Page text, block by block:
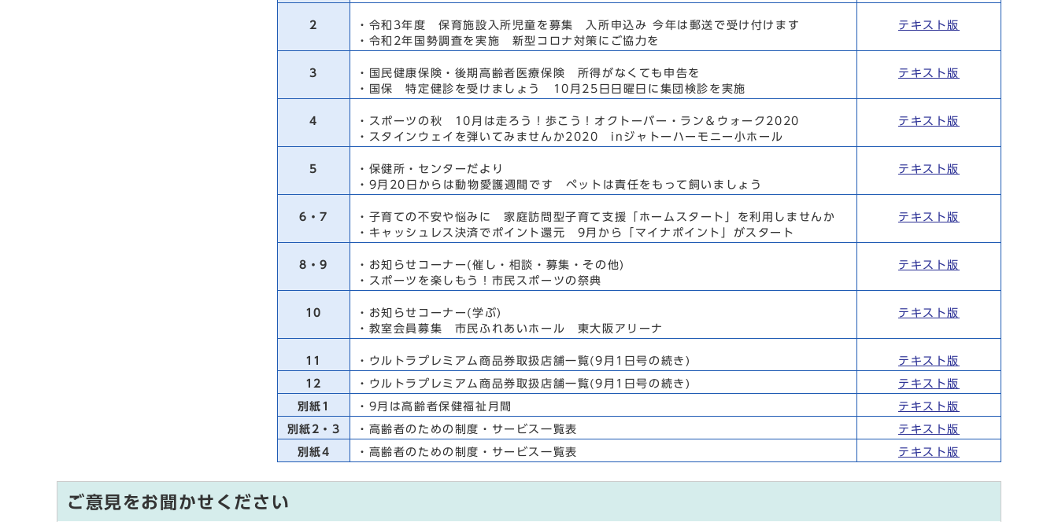
2
・令和3年度 保育施設入所児童を募集 入所申込み 今年は郵送で受け付けます
・令和2年国勢調査を実施 新型コロナ対策にご協力を
テキスト版
3
・国民健康保険・後期高齢者医療保険 所得がなくても申告を
・国保 特定健診を受けましょう 10月25日日曜日に集団検診を実施
テキスト版
4
・スポーツの秋 10月は走ろう！歩こう！オクトーバー・ラン＆ウォーク2020
・スタインウェイを弾いてみませんか2020 inジャトーハーモニー小ホール
テキスト版
5
・保健所・センターだより
・9月20日からは動物愛護週間です ペットは責任をもって飼いましょう
テキスト版
6・7
・子育ての不安や悩みに 家庭訪問型子育て支援「ホームスタート」を利用しませんか
・キャッシュレス決済でポイント還元 9月から「マイナポイント」がスタート
テキスト版
8・9
・お知らせコーナー(催し・相談・募集・その他)
・スポーツを楽しもう！市民スポーツの祭典
テキスト版
10
・お知らせコーナー(学ぶ)
・教室会員募集 市民ふれあいホール 東大阪アリーナ
テキスト版
11 ・ウルトラプレミアム商品券取扱店舗一覧(9月1日号の続き) テキスト版
12 ・ウルトラプレミアム商品券取扱店舗一覧(9月1日号の続き) テキスト版
別紙1 ・9月は高齢者保健福祉月間 テキスト版
別紙2・3 ・高齢者のための制度・サービス一覧表 テキスト版
別紙4 ・高齢者のための制度・サービス一覧表 テキスト版
ご意見をお聞かせください